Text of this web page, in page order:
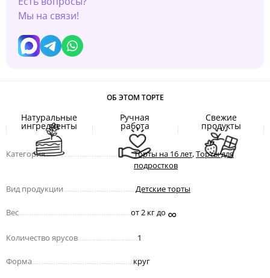
Мы на связи!
ОБ ЭТОМ ТОРТЕ
Натуральные
ингредиенты
Ручная
работа
Свежие
продукты
Категория.................................................Торты на 16 лет,Торты для
подростков
Вид продукции Детские торты
Вес от 2 кг до ∞
Количество ярусов 1
Форма круг